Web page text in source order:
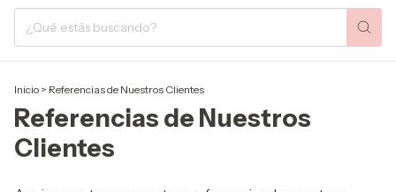
Inicio > Referencias de Nuestros Clientes
Referencias de Nuestros
Clientes